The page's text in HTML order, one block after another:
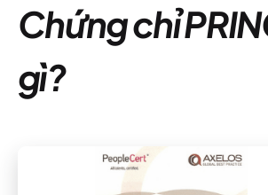
Chứng chỉ
gì?